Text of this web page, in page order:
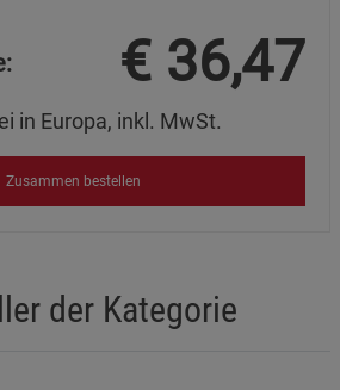
€ 36,47
in Europa, inkl. MwSt.
Zusammen bestellen
der Kategorie